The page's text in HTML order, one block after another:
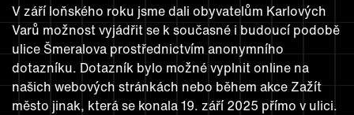
V září loňského roku jsme dali obyvatelům Karlových
Varů možnost vyjádřit se k současné i budoucí podobě
ulice Šmeralova prostřednictvím anonymního
dotazníku. Dotazník bylo možné vyplnit online na
našich webových stránkách nebo během akce Zažít
město jinak, která se konala 19. září 2025 přímo v ulici.